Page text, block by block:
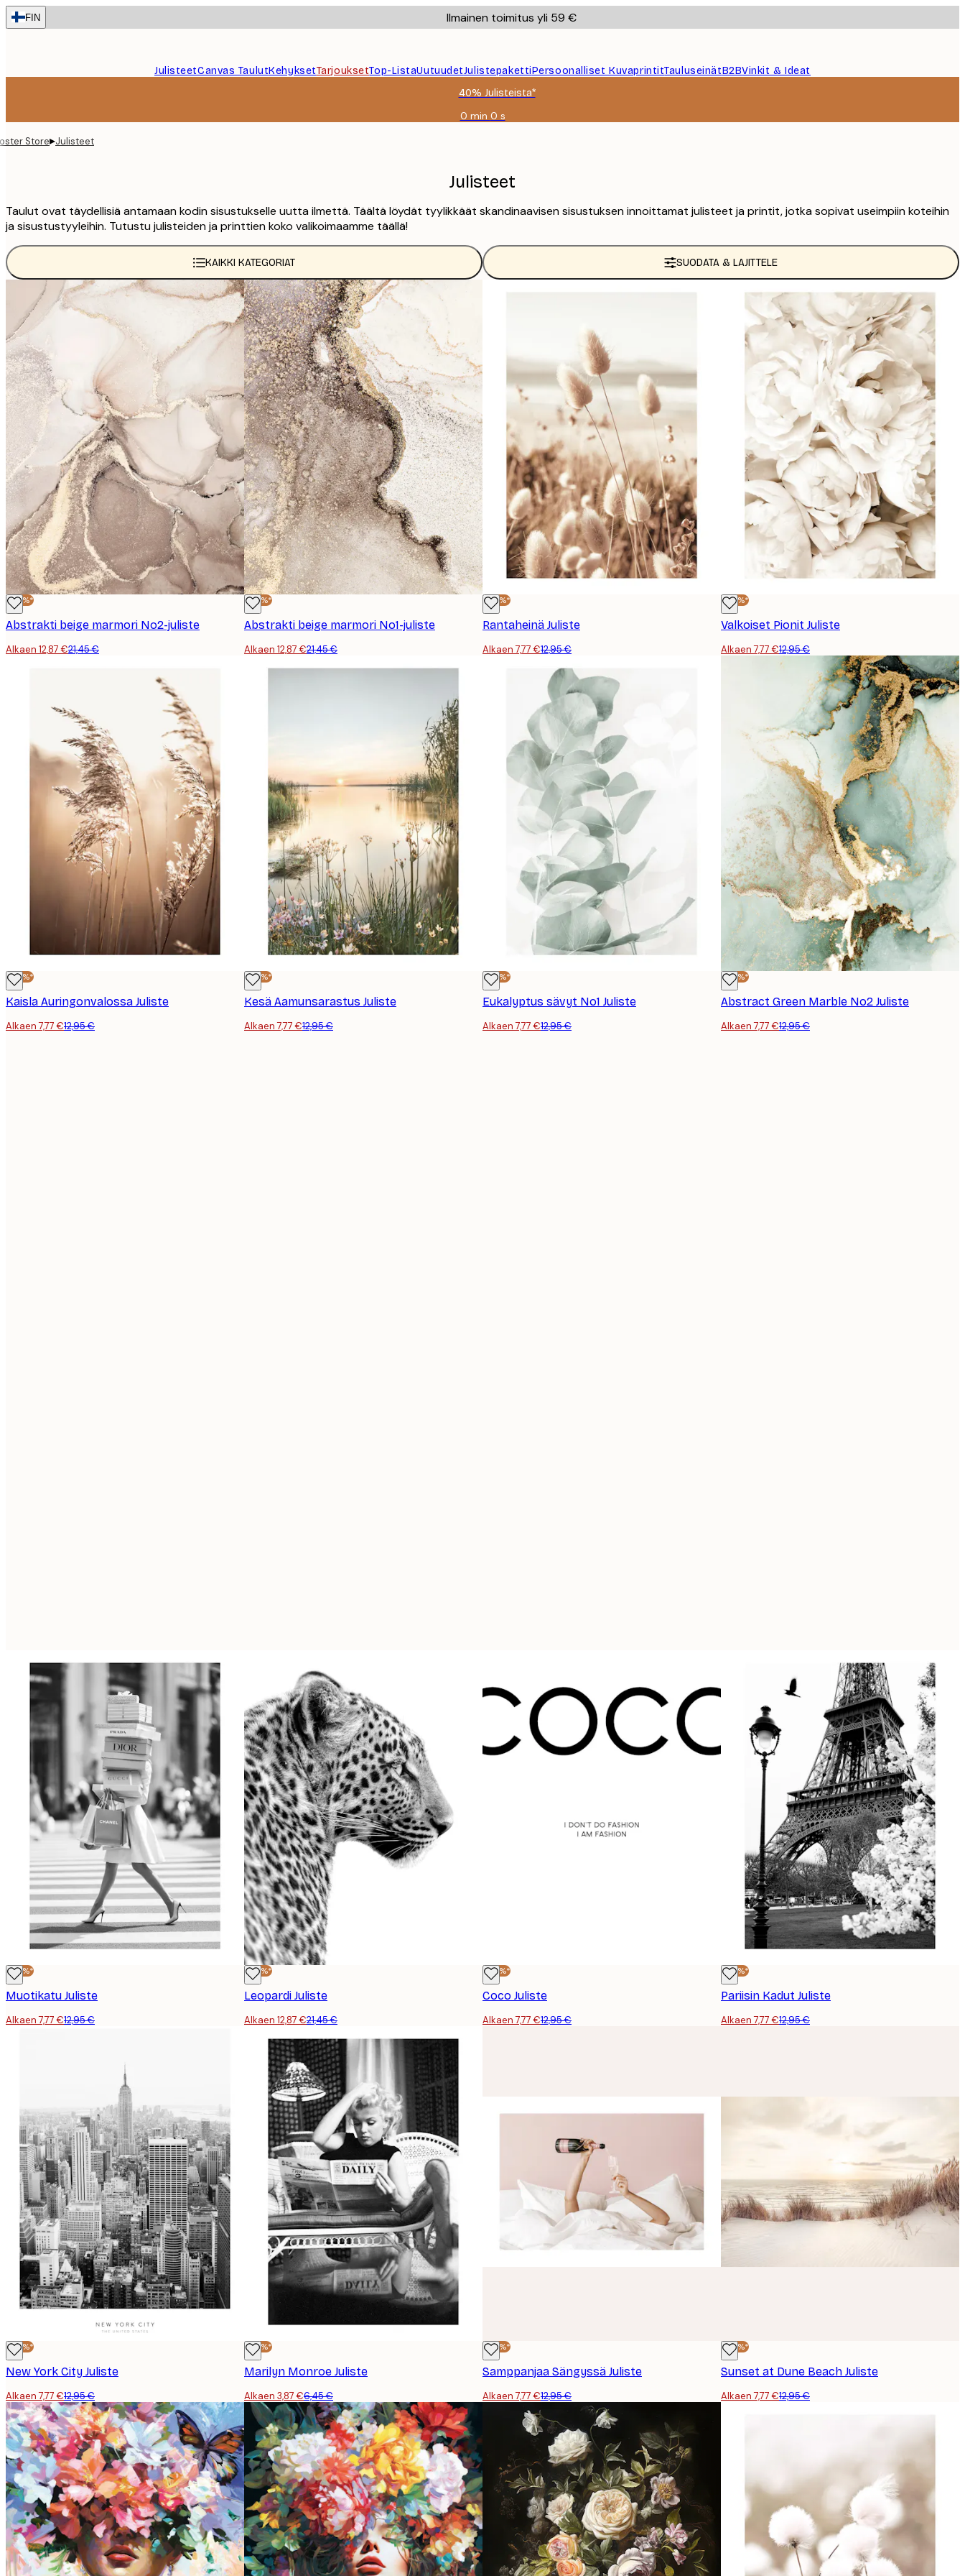
Skip
to
FIN Ilmainen toimitus yli 59 €
JulisteetCanvas TaulutKehyksetTarjouksetTop-ListaUutuudetJulistepakettiPersoonalliset KuvaprintitTauluseinätB2BVinkit & Ideat
40% Julisteista*
0 min 0 s
Voimassa
09
Store▸Julisteet
Julisteet
Taulut ovat täydellisiä antamaan kodin sisustukselle uutta ilmettä. Täältä löydät tyylikkäät skandinaavisen sisustuksen innoittamat julisteet ja printit, jotka sopivat useimpiin koteihin
ja sisustustyyleihin. Tutustu julisteiden ja printtien koko valikoimaamme täällä!
KAIKKI KATEGORIAT SUODATA & LAJITTELE
-40%*
Abstrakti beige marmori No2-juliste
Alkaen 12,87 €21,45 €
-40%*
Abstrakti beige marmori No1-juliste
Alkaen 12,87 €21,45 €
-40%*
Rantaheinä Juliste
Alkaen 7,77 €12,95 €
-40%*
Valkoiset Pionit Juliste
Alkaen 7,77 €12,95 €
-40%*
Kaisla Auringonvalossa Juliste
Alkaen 7,77 €12,95 €
-40%*
Kesä Aamunsarastus Juliste
Alkaen 7,77 €12,95 €
-40%*
Eukalyptus sävyt No1 Juliste
Alkaen 7,77 €12,95 €
-40%*
Abstract Green Marble No2 Juliste
Alkaen 7,77 €12,95 €
-40%*
Muotikatu Juliste
Alkaen 7,77 €12,95 €
-40%*
Leopardi Juliste
Alkaen 12,87 €21,45 €
-40%*
Coco Juliste
Alkaen 7,77 €12,95 €
-40%*
Pariisin Kadut Juliste
Alkaen 7,77 €12,95 €
-40%*
New York City Juliste
Alkaen 7,77 €12,95 €
-40%*
Marilyn Monroe Juliste
Alkaen 3,87 €6,45 €
-40%*
Samppanjaa Sängyssä Juliste
Alkaen 7,77 €12,95 €
-40%*
Sunset at Dune Beach Juliste
Alkaen 7,77 €12,95 €